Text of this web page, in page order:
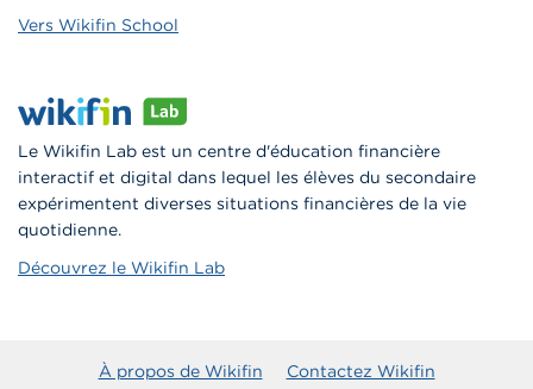
Vers Wikifin School
Le Wikifin Lab est un centre d'éducation financière
interactif et digital dans lequel les élèves du secondaire
expérimentent diverses situations financières de la vie
quotidienne.
Découvrez le Wikifin Lab
À propos de Wikifin Contactez Wikifin